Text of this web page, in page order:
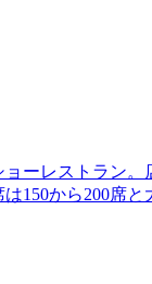
ーレストラン。
150から200席と